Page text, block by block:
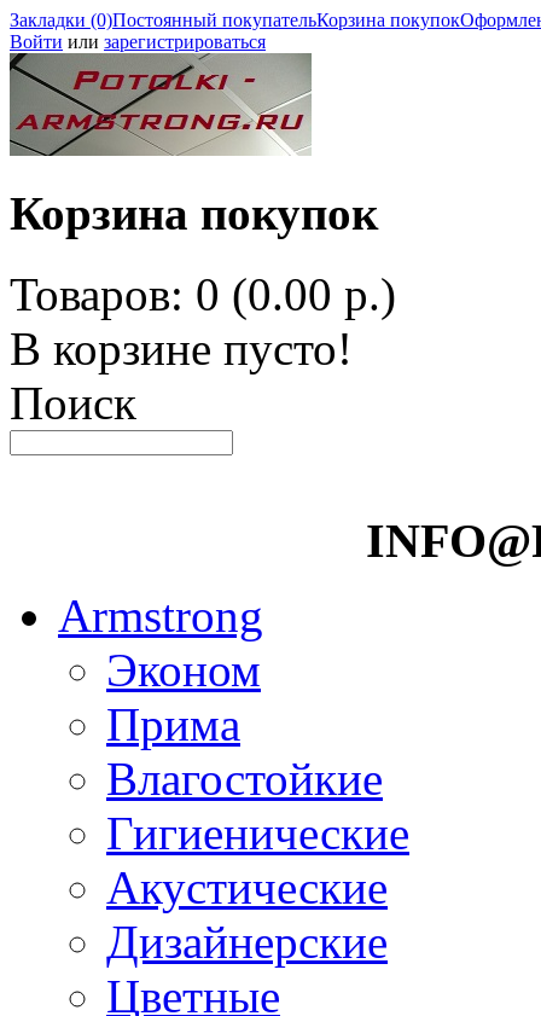
Закладки (0)Постоянный покупательКорзина покупок
Войти или зарегистрироваться
Корзина покупок
Товаров: 0 (0.00 р.)
В корзине пусто!
Поиск
Armstrong
Эконом
Прима
Влагостойкие
Гигиенические
Акустические
Дизайнерские
Цветные